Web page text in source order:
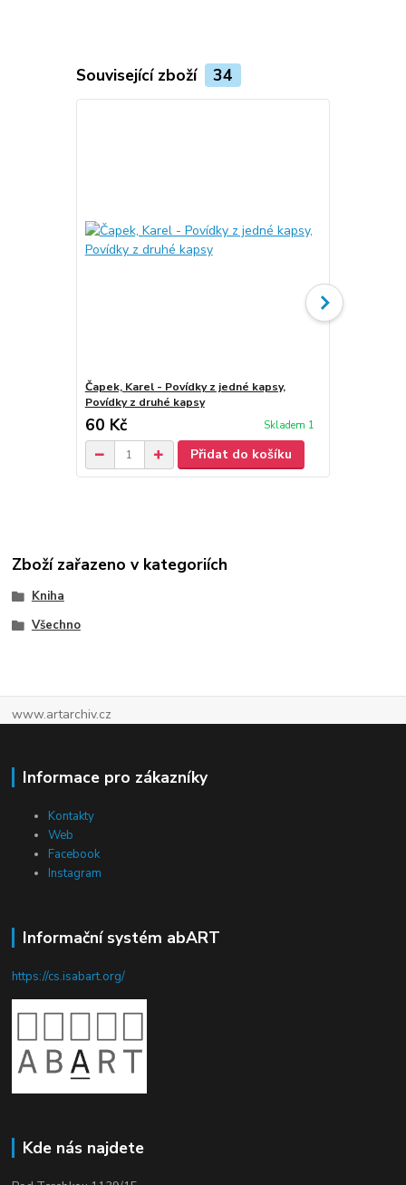
Související zboží 34
Čapek, Karel - Povídky z jedné kapsy,
Povídky z druhé kapsy
60 Kč Skladem 1
Přidat do košíku
Zboží zařazeno v kategoriích
Kniha
Všechno
www.artarchiv.cz
Informace pro zákazníky
Kontakty
Web
Facebook
Instagram
Informační systém abART
https://cs.isabart.org/
Kde nás najdete